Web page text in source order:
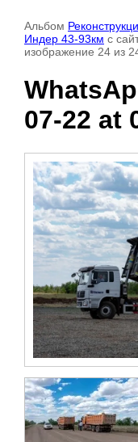
Альбом
Индер 43-93км с
изображение 24 из
07-22 at